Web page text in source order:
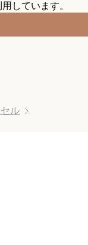
しています。
ル